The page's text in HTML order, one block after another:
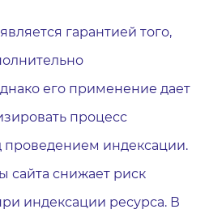
гарантией того,
его применение дает
процесс
проведением индексации.
сайта снижает риск
индексации ресурса. В